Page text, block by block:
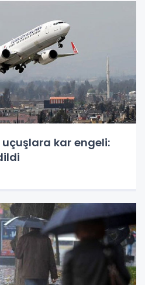
kar engeli: